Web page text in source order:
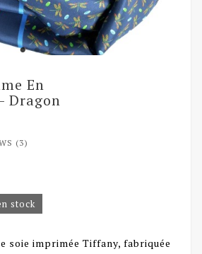
En
Dragon
(3)
stock
soie imprimée Tiffany, fabriquée